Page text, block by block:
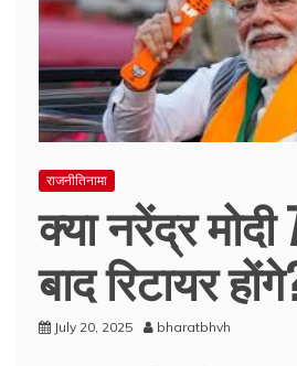
राजनीतिनामा
क्या नरेंद्र
बाद रिटायर
July 20, 2025 bharatbhvh